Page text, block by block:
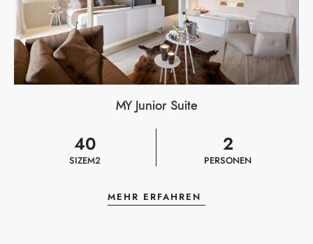
MY Junior Suite
40
SIZEM2
2
PERSONEN
MEHR ERFAHREN